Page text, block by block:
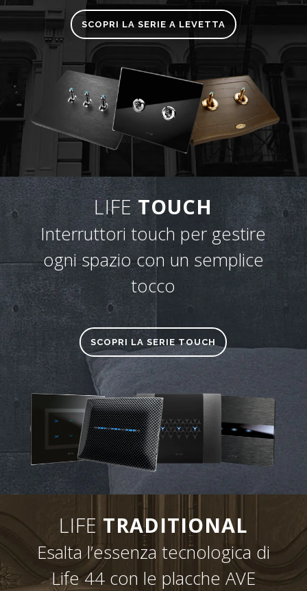
SCOPRI LA SERIE A LEVETTA
LIFETOUCH
Interruttori touch per gestire
ogni spazio con un semplice
tocco
SCOPRI LA SERIE TOUCH
LIFE TRADITIONAL
Esalta l’essenza tecnologica di
Life 44 con le placche AVE